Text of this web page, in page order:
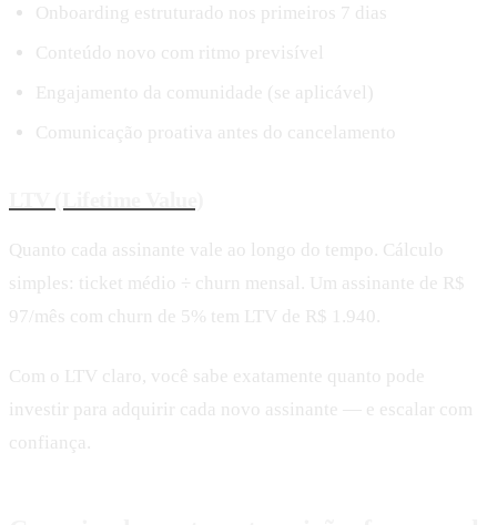
Onboarding estruturado nos primeiros 7 dias
Conteúdo novo com ritmo previsível
Engajamento da comunidade (se aplicável)
Comunicação proativa antes do cancelamento
Quanto cada assinante vale ao longo do tempo. Cálculo
simples: ticket médio ÷ churn mensal. Um assinante de R$
97/mês com churn de 5% tem LTV de R$ 1.940.
Com o LTV claro, você sabe exatamente quanto pode
investir para adquirir cada novo assinante — e escalar com
confiança.